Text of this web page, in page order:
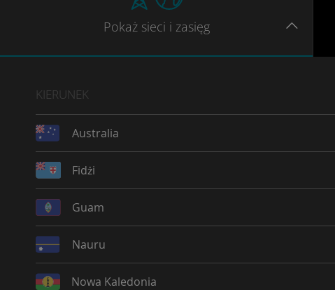
Pokaż sieci i zasięg
KIERUNEK
Australia
Fidżi
Guam
Nauru
Nowa Kaledonia